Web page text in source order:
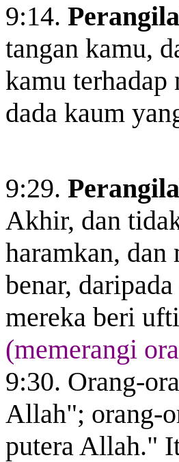
9:14.
tangan kamu,
kamu terhadap
dada kaum
9:29.
Akhir, dan
haramkan, dan
benar,
mereka beri
(memerangi
9:30. Orang-
Allah"; orang-
putera Allah."